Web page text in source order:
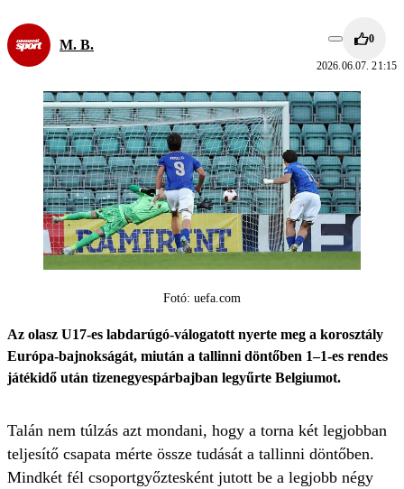
M. B. 0
2026.06.07. 21:15
Fotó: uefa.com
Az olasz U17-es labdarúgó-válogatott nyerte meg a korosztály
Európa-bajnokságát, miután a tallinni döntőben 1–1-es rendes
játékidő után tizenegyespárbajban legyűrte Belgiumot.
Talán nem túlzás azt mondani, hogy a torna két legjobban
teljesítő csapata mérte össze tudását a tallinni döntőben.
Mindkét fél csoportgyőztesként jutott be a legjobb négy